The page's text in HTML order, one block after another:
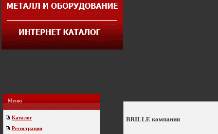
Меню
Каталог
Регистрация
BRILLE компания